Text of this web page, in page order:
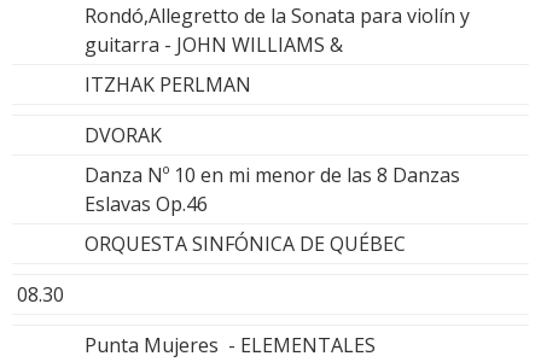
Rondó,Allegretto de la Sonata para violín y
guitarra - JOHN WILLIAMS &
ITZHAK PERLMAN
DVORAK
Danza Nº 10 en mi menor de las 8 Danzas
Eslavas Op.46
ORQUESTA SINFÓNICA DE QUÉBEC
08.30
Punta Mujeres - ELEMENTALES